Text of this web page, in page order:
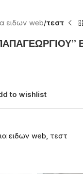
ειδων web τεστ
to wishlist
ειδων web, τεστ